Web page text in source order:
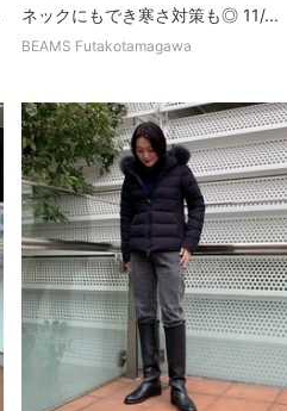
ネックにもでき寒さ対策も◎ 11/...
BEAMS Futakotamagawa